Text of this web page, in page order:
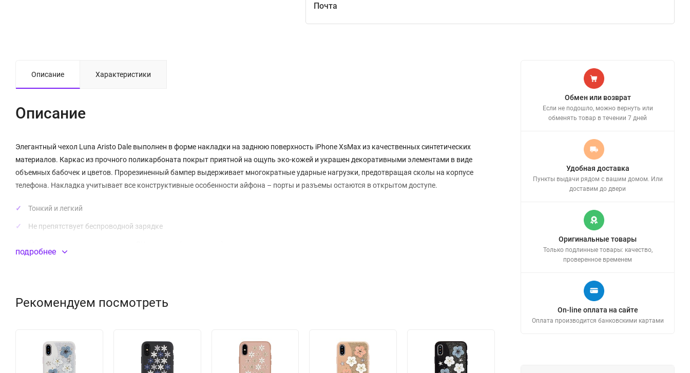
Почта
Описание Характеристики
Описание
Элегантный чехол Luna Aristo Dale выполнен в форме накладки на заднюю поверхность iPhone XsMax из качественных синтетических
материалов. Каркас из прочного поликарбоната покрыт приятной на ощупь эко-кожей и украшен декоративными элементами в виде
объемных бабочек и цветов. Прорезиненный бампер выдерживает многократные ударные нагрузки, предотвращая сколы на корпусе
телефона. Накладка учитывает все конструктивные особенности айфона – порты и разъемы остаются в открытом доступе.
Тонкий и легкий
Не препятствует беспроводной зарядке
подробнее
Рекомендуем посмотреть
Обмен или возврат
Если не подошло, можно вернуть или
обменять товар в течении 7 дней
Удобная доставка
Пункты выдачи рядом с вашим домом. Или
доставим до двери
Оригинальные товары
Только подлинные товары: качество,
проверенное временем
On-line оплата на сайте
Оплата производится банковскими картами